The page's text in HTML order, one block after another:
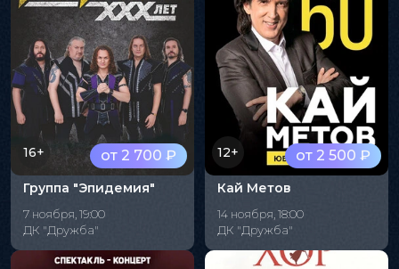
от 2 700 ₽
16+
Группа "Эпидемия"
7 ноября, 19:00
ДК "Дружба"
от 2 500 ₽
12+
Кай Метов
14 ноября, 18:00
ДК "Дружба"